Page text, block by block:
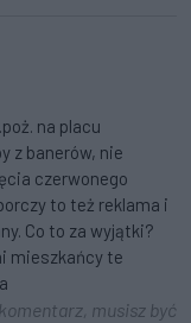
na placu
z banerów, nie
czerwonego
to też reklama i
Co to za wyjątki?
mieszkańcy te
musisz być